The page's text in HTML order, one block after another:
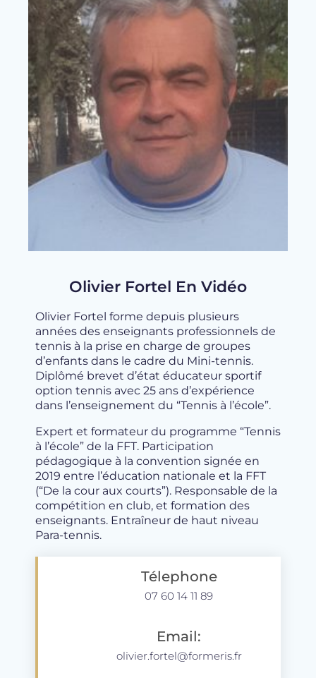
Olivier Fortel En Vidéo
Olivier Fortel forme depuis plusieurs
années des enseignants professionnels de
tennis à la prise en charge de groupes
d’enfants dans le cadre du Mini-tennis.
Diplômé brevet d’état éducateur sportif
option tennis avec 25 ans d’expérience
dans l’enseignement du “Tennis à l’école”.
Expert et formateur du programme “Tennis
à l’école” de la FFT. Participation
pédagogique à la convention signée en
2019 entre l’éducation nationale et la FFT
(“De la cour aux courts”). Responsable de la
compétition en club, et formation des
enseignants. Entraîneur de haut niveau
Para-tennis.
Télephone
07 60 14 11 89
Email:
olivier.fortel@formeris.fr